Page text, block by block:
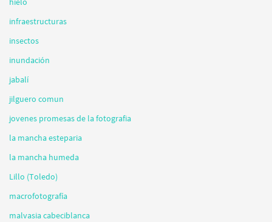
infraestructuras
insectos
inundación
jabalí
jilguero comun
jovenes promesas de la fotografia
la mancha esteparia
la mancha humeda
Lillo (Toledo)
macrofotografía
malvasia cabeciblanca